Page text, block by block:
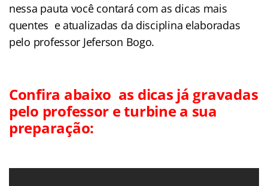
nessa pauta você contará com as dicas mais
quentes e atualizadas da disciplina elaboradas
pelo professor Jeferson Bogo.
Confira abaixo as dicas já gravadas
pelo professor e turbine a sua
preparação: